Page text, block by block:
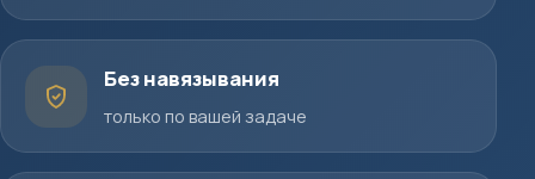
Без навязывания
только по вашей задаче